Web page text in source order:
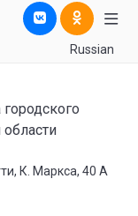
Russian
К. Маркса, 40 А